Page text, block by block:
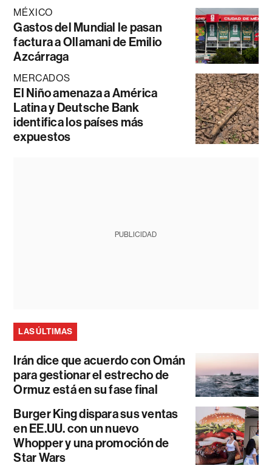
MÉXICO
Gastos del Mundial le pasan
factura a Ollamani de Emilio
Azcárraga
MERCADOS
El Niño amenaza a América
Latina y Deutsche Bank
identifica los países más
expuestos
PUBLICIDAD
LAS ÚLTIMAS
Irán dice que acuerdo con Omán
para gestionar el estrecho de
Ormuz está en su fase final
Burger King dispara sus ventas
en EE.UU. con un nuevo
Whopper y una promoción de
Star Wars